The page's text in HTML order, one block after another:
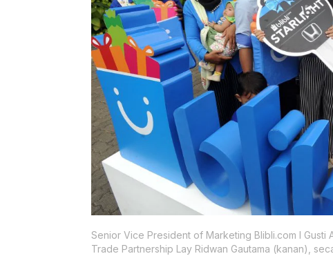
Senior Vice President of Marketing Blibli.com I
Trade Partnership Lay Ridwan Gautama (kanan),